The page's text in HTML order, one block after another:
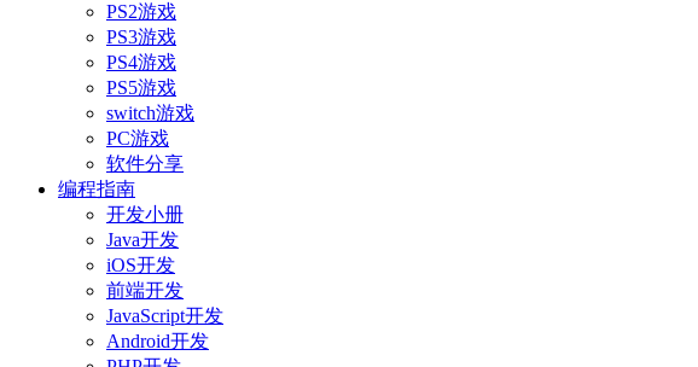
PS2游戏
PS3游戏
PS4游戏
PS5游戏
switch游戏
PC游戏
软件分享
编程指南
开发小册
Java开发
iOS开发
前端开发
JavaScript开发
Android开发